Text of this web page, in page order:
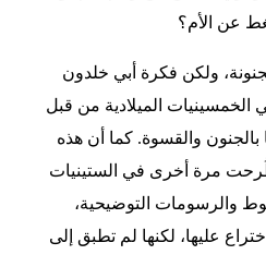
عن الأم؟
ولكن فكرة أبي خلدون
الميلادية من قبل
بالجنون والقسوة. كما أن هذه
مرة أخرى في الستينيات
والرسومات التوضيحية،
عليها، لكنها لم تطبق إلى